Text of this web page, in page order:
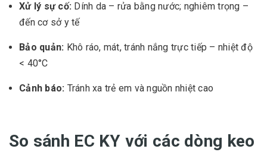
Xử lý sự cố: Dính da – rửa bằng nước; nghiêm trọng –
đến cơ sở y tế
Bảo quản: Khô ráo, mát, tránh nắng trực tiếp – nhiệt độ
< 40°C
Cảnh báo: Tránh xa trẻ em và nguồn nhiệt cao
So sánh EC KY với các dòng keo